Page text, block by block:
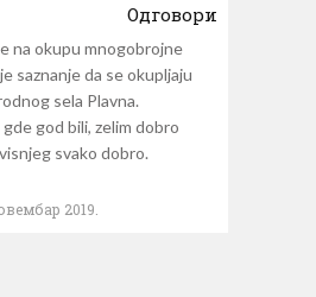
Одговори
na okupu mnogobrojne
saznanje da se okupljaju
sela Plavna.
gde god bili, zelim dobro
svako dobro.
2019.